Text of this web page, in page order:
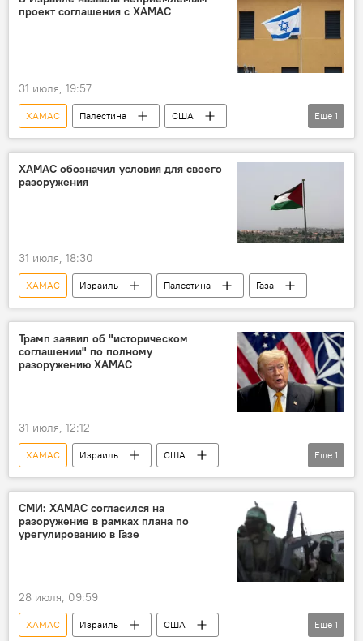
проект соглашения с ХАМАС
31 июля, 19:57
ХАМАС Палестина
США
Израиль
Еще 1
ХАМАС обозначил условия для своего
разоружения
31 июля, 18:30
ХАМАС Израиль Палестина Газа
Трамп заявил об "историческом
соглашении" по полному
разоружению ХАМАС
31 июля, 12:12
ХАМАС Израиль
США
Соглашение
Еще 1
СМИ: ХАМАС согласился на
разоружение в рамках плана по
урегулированию в Газе
28 июля, 09:59
ХАМАС Израиль
США
Еще 1